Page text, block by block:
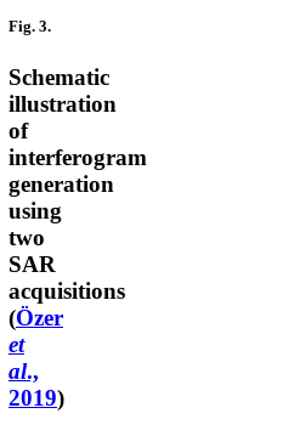
Fig. 3.
Schematic
illustration
of
interferogram
generation
using
two
SAR
acquisitions
(Özer
et
al.,
2019)